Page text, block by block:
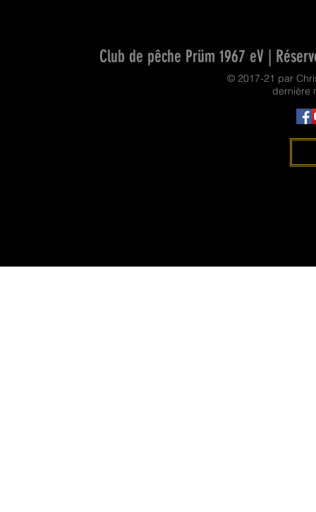
Club de pêche Prüm 1967 eV |
© 2017-21 par
dernière